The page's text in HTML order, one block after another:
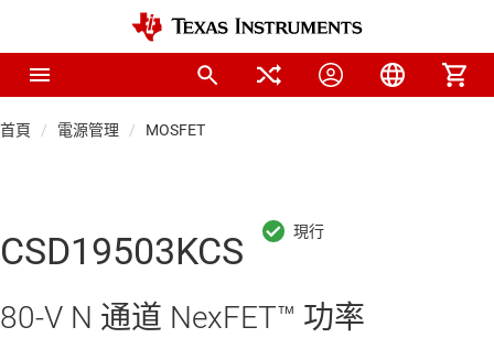
首頁 電源管理 MOSFET
CSD19503KCS
80-V N 通道 NexFET™ 功率